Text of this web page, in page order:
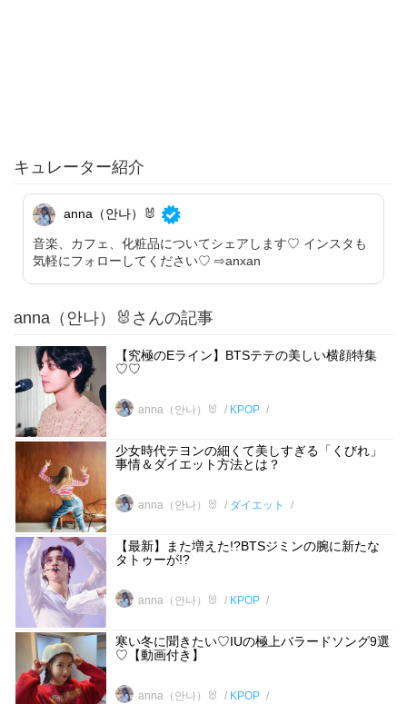
キュレーター紹介
anna（안나）🐰
音楽、カフェ、化粧品についてシェアします♡ インスタも
気軽にフォローしてください♡ ⇨anxan
anna（안나）🐰さんの記事
【究極のEライン】BTSテテの美しい横顔特集
♡♡
anna（안나）🐰 KPOP
少女時代テヨンの細くて美しすぎる「くびれ」
事情＆ダイエット方法とは？
anna（안나）🐰 ダイエット
【最新】また増えた!?BTSジミンの腕に新たな
タトゥーが!?
anna（안나）🐰 KPOP
寒い冬に聞きたい♡IUの極上バラードソング9選
♡【動画付き】
anna（안나）🐰 KPOP